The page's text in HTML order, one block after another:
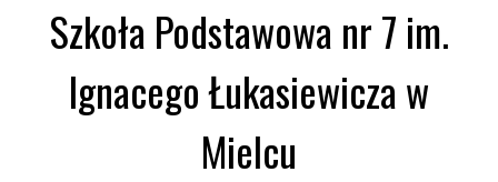
Szkoła Podstawowa nr 7 im.
Ignacego Łukasiewicza w
Mielcu